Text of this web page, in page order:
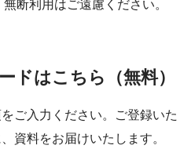
断利用はご遠慮ください。
ドはこちら（無料）
ご入力ください。ご登録いた
資料をお届けいたします。